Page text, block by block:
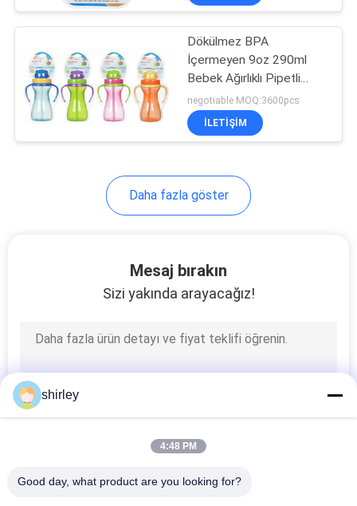
Bebek Besleme
Kaşığı
Bebek Sippy Bardağı
Bebek Ağırlıklı
Pipetli Bardak
Dökülmez BPA
İçermeyen 9oz 290ml
Bebek Ağırlıklı Pipetli
Bardak
negotiable MOQ:3600pcs
ILETIŞIM
Daha fazla göster
Mesaj bırakın
Sizi yakında arayacağız!
shirley
4:48 PM
Good day, what product are you looking for?